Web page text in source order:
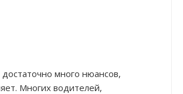
много нюансов,
Многих водителей,